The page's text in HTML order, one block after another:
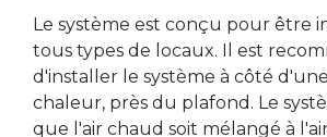
Le système est conçu pour être
tous types de locaux. Il est
d'installer le système à côté
chaleur, près du plafond. Le
que l'air chaud soit mélangé à